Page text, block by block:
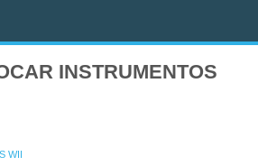
INSTRUMENTOS
WII